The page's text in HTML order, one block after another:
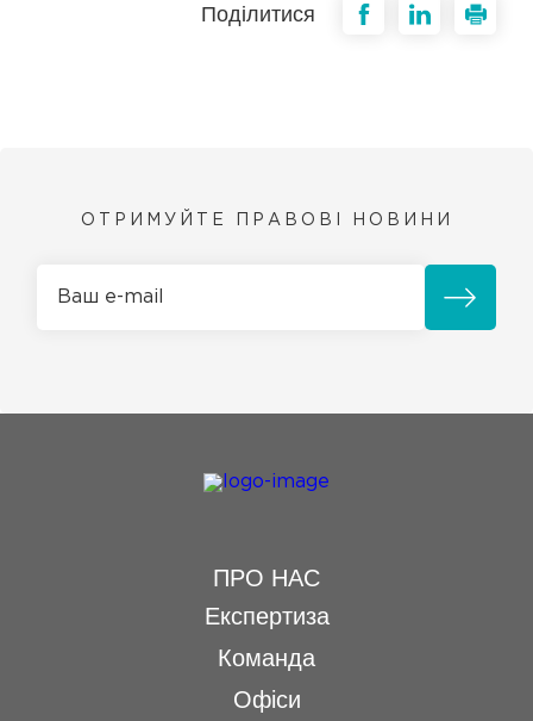
Поділитися
ОТРИМУЙТЕ ПРАВОВІ НОВИНИ
ПРО НАС
Експертиза
Команда
Офіси